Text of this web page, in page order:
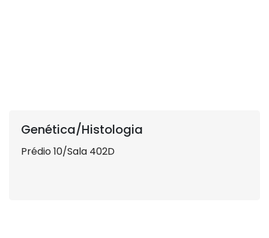
Genética/Histologia
Prédio 10/Sala 402D